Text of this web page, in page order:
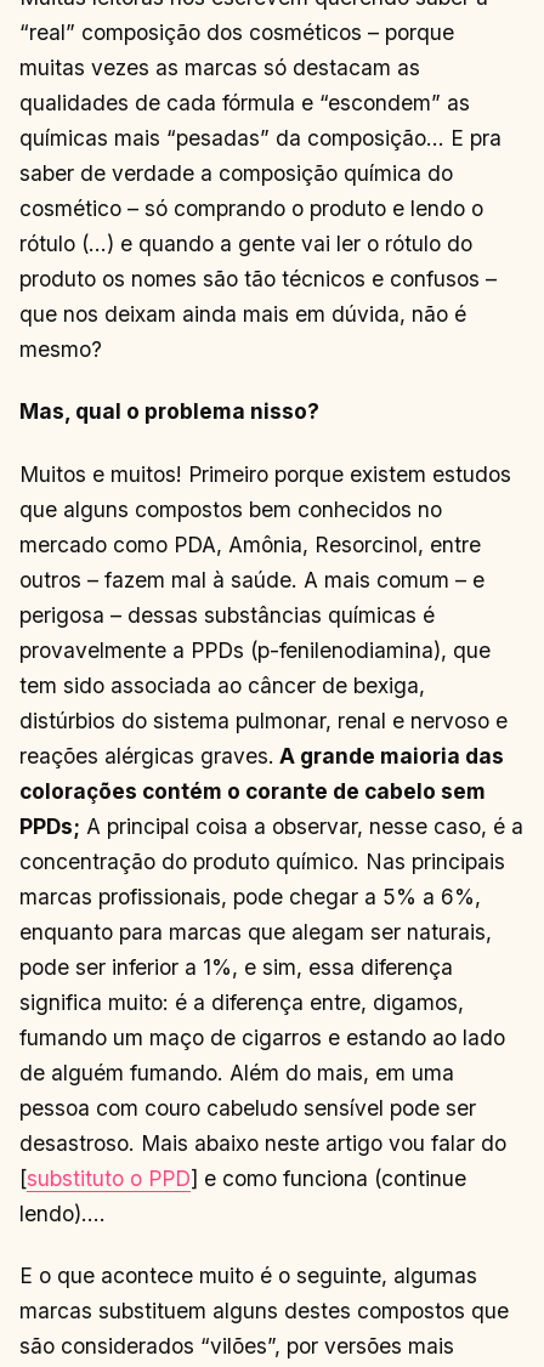
“real” composição dos cosméticos – porque
muitas vezes as marcas só destacam as
qualidades de cada fórmula e “escondem” as
químicas mais “pesadas” da composição… E pra
saber de verdade a composição química do
cosmético – só comprando o produto e lendo o
rótulo (…) e quando a gente vai ler o rótulo do
produto os nomes são tão técnicos e confusos –
que nos deixam ainda mais em dúvida, não é
mesmo?
Mas, qual o problema nisso?
Muitos e muitos! Primeiro porque existem estudos
que alguns compostos bem conhecidos no
mercado como PDA, Amônia, Resorcinol, entre
outros – fazem mal à saúde. A mais comum – e
perigosa – dessas substâncias químicas é
provavelmente a PPDs (p-fenilenodiamina), que
tem sido associada ao câncer de bexiga,
distúrbios do sistema pulmonar, renal e nervoso e
reações alérgicas graves. A grande maioria das
colorações contém o corante de cabelo sem
PPDs; A principal coisa a observar, nesse caso, é a
concentração do produto químico. Nas principais
marcas profissionais, pode chegar a 5% a 6%,
enquanto para marcas que alegam ser naturais,
pode ser inferior a 1%, e sim, essa diferença
significa muito: é a diferença entre, digamos,
fumando um maço de cigarros e estando ao lado
de alguém fumando. Além do mais, em uma
pessoa com couro cabeludo sensível pode ser
desastroso. Mais abaixo neste artigo vou falar do
[substituto o PPD] e como funciona (continue
lendo)….
E o que acontece muito é o seguinte, algumas
marcas substituem alguns destes compostos que
são considerados “vilões”, por versões mais